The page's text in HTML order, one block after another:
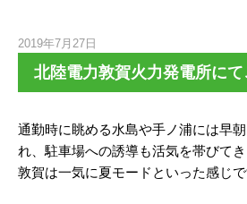
2019年7月27日
北陸電力敦賀火力発電所に
通勤時に眺める水島や手ノ浦には早
れ、駐車場への誘導も活気を帯びてき
敦賀は一気に夏モードといった感じ